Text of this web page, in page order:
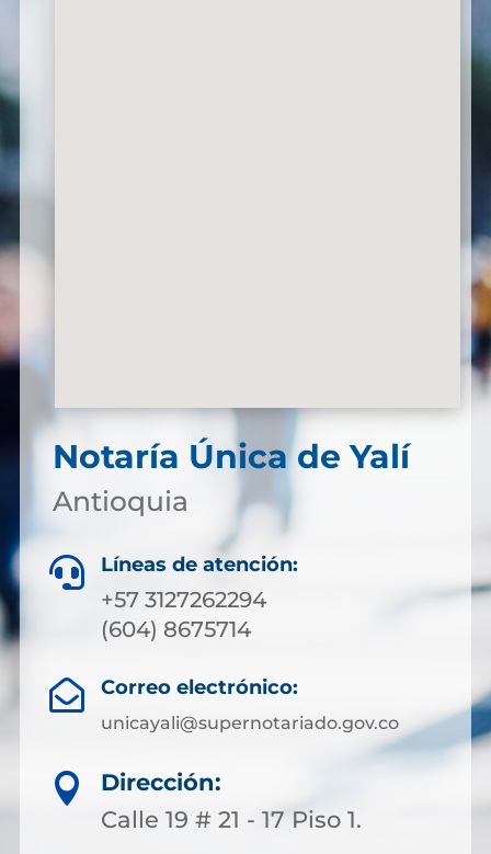
Notaría Única de Yalí
Antioquia
 Líneas de atención:
+57 3127262294
(604) 8675714
 Correo electrónico:
unicayali@supernotariado.gov.co

Dirección:
Calle 19 # 21 - 17 Piso 1.